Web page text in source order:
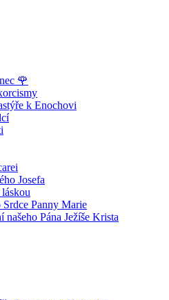
🌹
k Enochovi
Josefa
Panny Marie
Pána Ježíše Krista